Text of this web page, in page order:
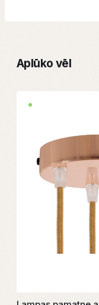
Aplūko vēl